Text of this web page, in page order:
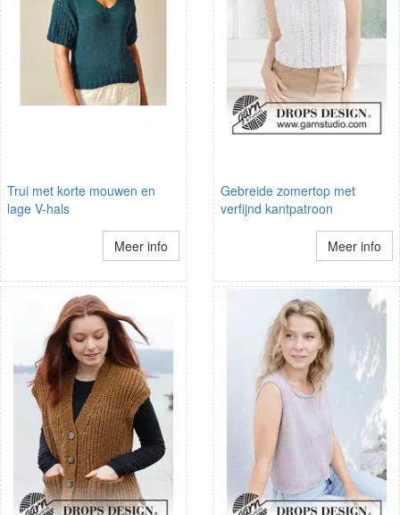
Trui met korte mouwen en
lage V-hals
Meer info
Gebreide zomertop met
verfijnd kantpatroon
Meer info